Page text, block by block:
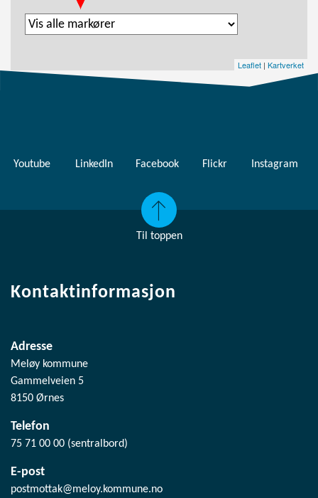
Leaflet | Kartverket
Youtube LinkedIn Facebook Flickr Instagram
Til toppen
Kontaktinformasjon
Adresse
Meløy kommune
Gammelveien 5
8150 Ørnes
Telefon
75 71 00 00 (sentralbord)
E-post
postmottak@meloy.kommune.no